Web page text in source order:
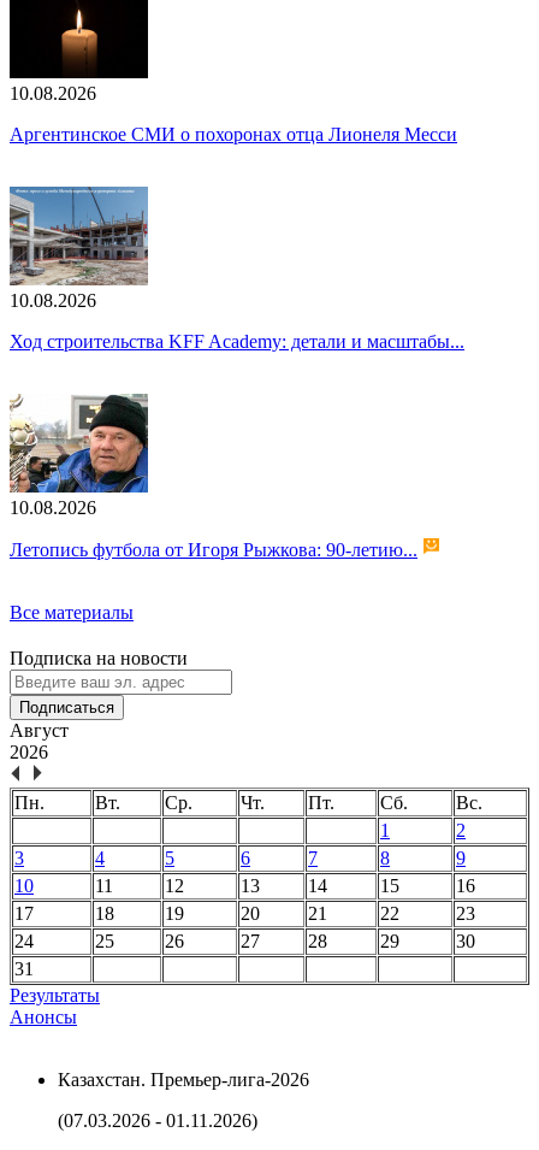
10.08.2026
Аргентинское СМИ о похоронах отца Лионеля Месси
10.08.2026
Ход строительства KFF Academy: детали и масштабы...
10.08.2026
Летопись футбола от Игоря Рыжкова: 90-летию...
Все материалы
Подписка на новости
Подписаться
Август
2026
Пн. Вт. Ср. Чт. Пт. Сб.
Вс.
1
2
3
4 5 6 7 8
9
10
11 12 13 14 15
16
17
18 19 20 21 22
23
24
25 26 27 28 29
30
31
Результаты
Анонсы
Казахстан. Премьер-лига-2026
(07.03.2026 - 01.11.2026)